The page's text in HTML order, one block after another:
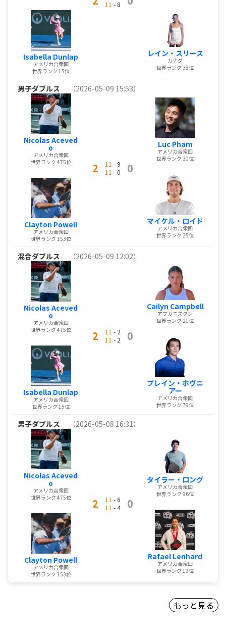
Isabella Dunlap
アメリカ合衆国
世界ランク 15位
11 - 8
レイン・スリース
カナダ
世界ランク 38位
男子ダブルス （2026-05-09 15:53）
Nicolas Aceved
o
アメリカ合衆国
世界ランク 475位
Clayton Powell
アメリカ合衆国
世界ランク 153位
2 11 - 9
11 - 0 0
Luc Pham
アメリカ合衆国
世界ランク 30位
マイケル・ロイド
アメリカ合衆国
世界ランク 25位
混合ダブルス （2026-05-09 12:02）
Nicolas Aceved
o
アメリカ合衆国
世界ランク 475位
Isabella Dunlap
アメリカ合衆国
世界ランク 15位
2 11 - 2
11 - 2 0
Cailyn Campbell
アフガニスタン
世界ランク 21位
ブレイン・ホヴニ
アー
アメリカ合衆国
世界ランク 79位
男子ダブルス （2026-05-08 16:31）
Nicolas Aceved
o
アメリカ合衆国
世界ランク 475位
Clayton Powell
アメリカ合衆国
世界ランク 153位
2 11 - 6
11 - 4 0
タイラー・ロング
アメリカ合衆国
世界ランク 96位
Rafael Lenhard
アメリカ合衆国
世界ランク 19位
もっと見る